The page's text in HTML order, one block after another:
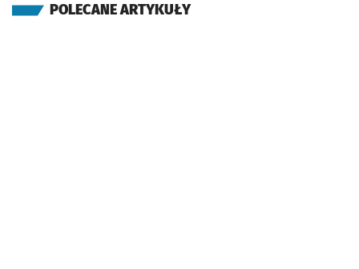
POLECANE ARTYKUŁY